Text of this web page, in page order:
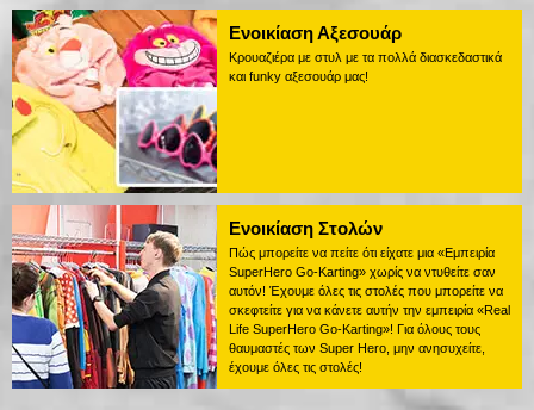
Ενοικίαση Αξεσουάρ
Κρουαζιέρα με στυλ με τα πολλά διασκεδαστικά
και funky αξεσουάρ μας!
Ενοικίαση Στολών
Πώς μπορείτε να πείτε ότι είχατε μια «Εμπειρία
SuperHero Go-Karting» χωρίς να ντυθείτε σαν
αυτόν! Έχουμε όλες τις στολές που μπορείτε να
σκεφτείτε για να κάνετε αυτήν την εμπειρία «Real
Life SuperHero Go-Karting»! Για όλους τους
θαυμαστές των Super Hero, μην ανησυχείτε,
έχουμε όλες τις στολές!